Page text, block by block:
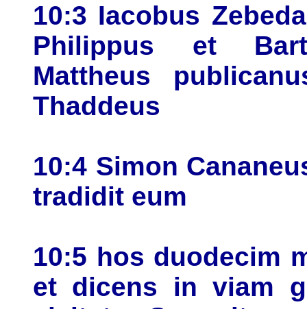
10:3 Iacobus
Philippus et
Mattheus
Thaddeus
10:4 Simon
tradidit eum
10:5 hos duodecim
et dicens in viam